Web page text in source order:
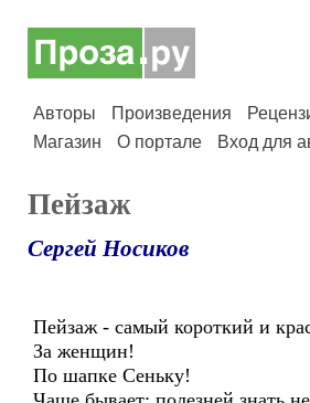
Авторы Произведения
Магазин
О портале Вход для
Пейзаж
Сергей Носиков
Пейзаж - самый короткий и
За женщин!
По шапке Сеньку!